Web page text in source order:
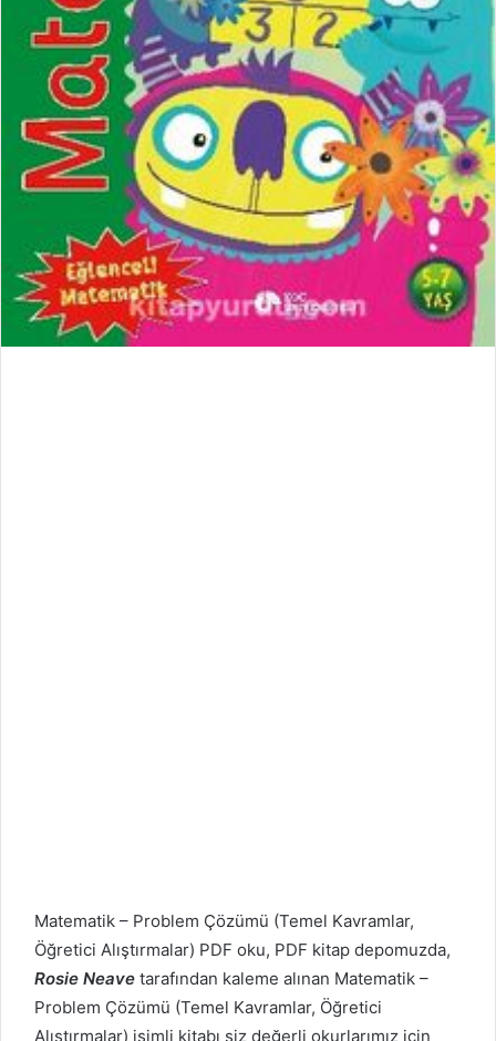
Matematik – Problem Çözümü (Temel Kavramlar,
Öğretici Alıştırmalar) PDF oku, PDF kitap depomuzda,
Rosie Neave tarafından kaleme alınan Matematik –
Problem Çözümü (Temel Kavramlar, Öğretici
Alıştırmalar) isimli kitabı siz değerli okurlarımız için